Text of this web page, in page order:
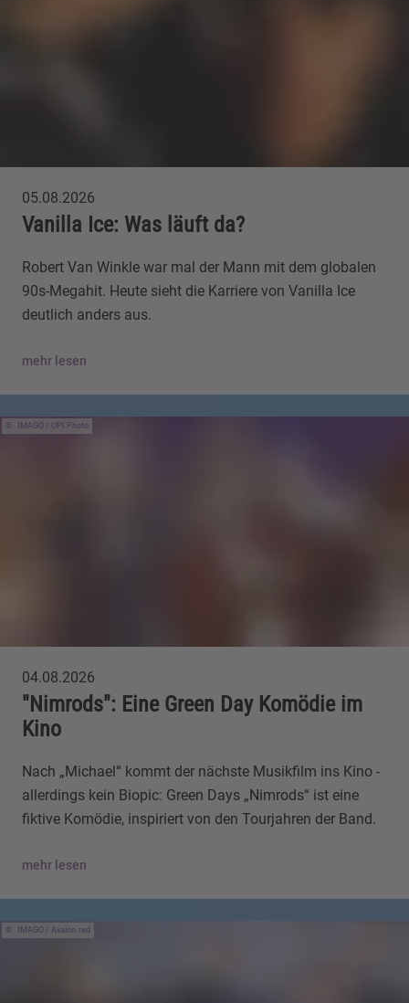
05.08.2026
Vanilla Ice: Was läuft da?
Robert Van Winkle war mal der Mann mit dem globalen
90s-Megahit. Heute sieht die Karriere von Vanilla Ice
deutlich anders aus.
mehr lesen
IMAGO / UPI Photo
04.08.2026
"Nimrods": Eine Green Day Komödie im
Kino
Nach „Michael“ kommt der nächste Musikfilm ins Kino -
allerdings kein Biopic: Green Days „Nimrods“ ist eine
fiktive Komödie, inspiriert von den Tourjahren der Band.
mehr lesen
IMAGO / Avalon.red